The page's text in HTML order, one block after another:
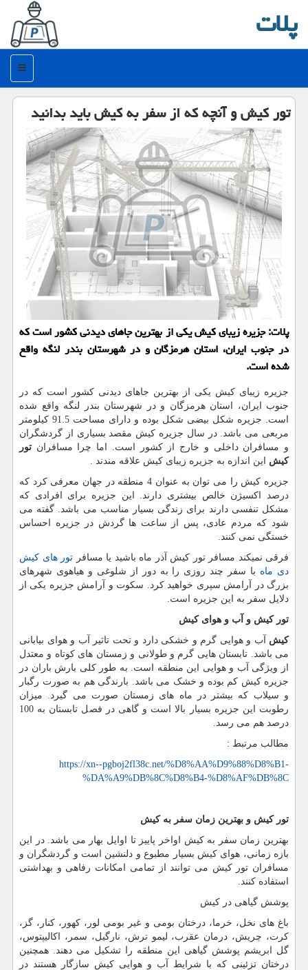
پلات
منو
تور كیش و آنچه كه از سفر به كیش باید بدانید
پلات: جزیره زیبای كیش یكی از بهترین جاهای دیدنی كشور است كه
در جنوب ایران، استان هرمزگان و در شهرستان بندر لنگه واقع
شده است.
جزیره زیبای کیش یکی از بهترین جاهای دیدنی کشور است که در
جنوب ایران، استان هرمزگان و در شهرستان بندر لنگه واقع شده
است. جزیره شکل بیضی شکل بوده و دارای مساحت 91.5 کیلومتر
مربعی می باشد. در سال جزیره کیش مقصد بسیاری از گردشگران
و مسافران داخلی و خارج از کشور است. اما چرا مسافران تور
کیش این اندازه به جزیره زیبای کیش علاقه مندند .
جزیره کیش را می توان به عنوان 4 منطقه در جهان معرفی کرد که
درصد اکسیژن خالص بیشتری دارند. این جزیره برای افرادی که
مشکل تنفسی دارند برای زندگی بسیار مناسب می باشد. گفته می
شود که مردم عادی، پس از ساعت ها گردش در جزیره احساس
خستگی نمی کنند.
فرقی نمیکند مسافر تور کیش آذر ماه باشید یا مسافر تور های کیش
دی ماه با سفر چند روزی را به دور از شلوغی و هیاهوی شهرهای
بزرگ در آرامش سپری خواهید کرد. سکوت و آرامش جزیره یکی از
دلایل سفر به این جزیره است.
تور کیش و آب و هوای کیش
کیش آب و هوایی گرم و خشکی دارد و تحت تاثیر آب و هوای بیابانی
می باشد. تابستان هایی گرم و طولانی و زمستان های کوتاه و معتدل
از ویژگی آب و هوایی این منطقه است. به طور کلی بارش باران در
جزیره کیش کم بوده و خشک می باشد. بارندگی هم به صورت رگبار
و سیلاب که بیشتر در ماه های زمستان صورت می گیرد. میزان
رطوبت این جزیره بسیار بالا است و گاهی در فصل تابستان به 100
درصد هم می رسد.
مطالب مرتبط :
https://xn--pgboj2fl38c.net/%D8%AA%D9%88%D8%B1-
%DA%A9%DB%8C%D8%B4-%D8%AF%DB%8C
تور کیش و بهترین زمان سفر به کیش
بهترین زمان سفر به کیش اواخر پاییز تا اوایل بهار می باشد. در این
بازه زمانی، هوای کیش بسیار مطبوع و دلنشین است و گردشگران و
مسافران تور کیش می توانند از تمامی امکانات رفاهی و بهداشتی
استفاده کنند.
پوشش گیاهی در کیش
باغ های نخل، خرما، درختان بومی و غیر بومی لور، کهور، کنار، گز،
کرت، چریش، درمان عقرب، لیمو ترش، نارگیل، سمر، اکالیپتوس،
گل ابریشم پوشش گیاهی این منطقه را تشکیل می دهند. همچنین
درختان تزئینی که با شرایط آب و هوایی کیش سازگار هستند در